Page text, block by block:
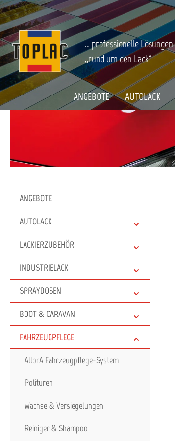
Zur Hauptnavigation springen
… professionelle Lösungen
„rund um den Lack“
ANGEBOTE AUTOLACK
Startseite FAHRZEUGPFLEGE Spezialprodukte
ANGEBOTE
AUTOLACK
LACKIERZUBEHÖR
INDUSTRIELACK
SPRAYDOSEN
BOOT & CARAVAN
FAHRZEUGPFLEGE
AllorA Fahrzeugpflege-System
Polituren
Wachse & Versiegelungen
Reiniger & Shampoo